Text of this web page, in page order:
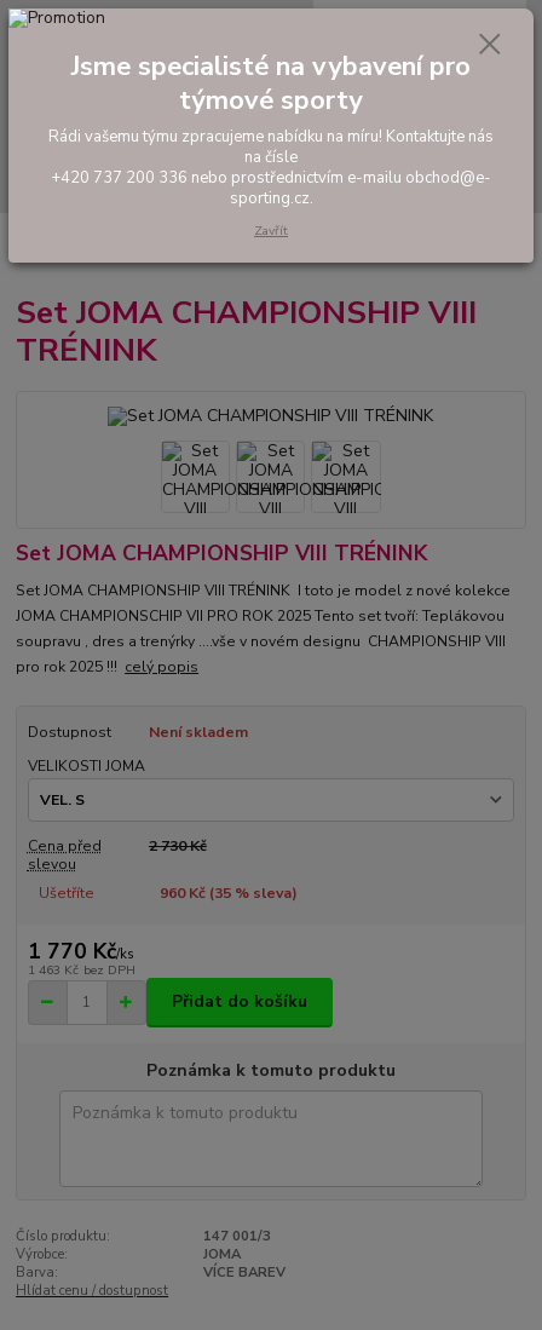
Hledat
tel: +420 737 200 336
0,00 Kč
Hráčské sety a soupravy
VIII TRÉNINK
Set JOMA CHAMPIONSHIP VIII
TRÉNINK
Set JOMA CHAMPIONSHIP VIII TRÉNINK
Set JOMA CHAMPIONSHIP VIII TRÉNINK I toto je model z nové kolekce
JOMA CHAMPIONSCHIP VII PRO ROK 2025 Tento set tvoří: Teplákovou
soupravu , dres a trenýrky ....vše v novém designu CHAMPIONSHIP VIII
pro rok 2025 !!! celý popis
Dostupnost
Není skladem
VELIKOSTI JOMA
Cena před
slevou
2 730 Kč
Ušetříte 960 Kč (35% sleva)
1 770 Kč/ks
1 463 Kč bez DPH
Přidat do košíku
Poznámka k tomuto produktu
Číslo produktu:
147 001/3
Výrobce:
JOMA
Barva:
VÍCE BAREV
Hlídat cenu / dostupnost
Jsme specialisté na vybavení pro
týmové sporty
Rádi vašemu týmu zpracujeme nabídku na míru! Kontaktujte nás
na čísle
+420 737 200 336 nebo prostřednictvím e-mailu obchod@e-
sporting.cz.
Zavřít